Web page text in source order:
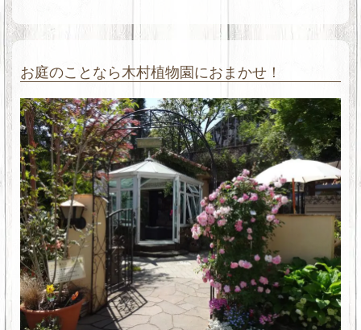
お庭のことなら木村植物園におまかせ！